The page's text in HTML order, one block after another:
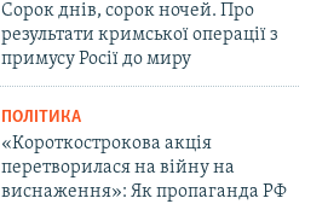
Сорок днів, сорок ночей. Про
результати кримської операції з
примусу Росії до миру
ПОЛІТИКА
«Короткострокова акція
перетворилася на війну на
виснаження»: Як пропаганда РФ